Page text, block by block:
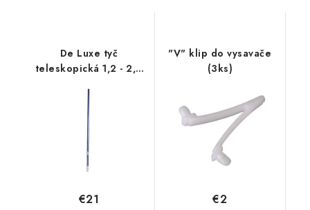
De Luxe tyč
teleskopická 1,2 - 2,4
€21
"V" klip do vysavače
(3ks)
€2